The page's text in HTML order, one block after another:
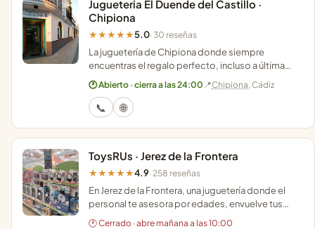
Jugueteria El Duende del Castillo ·
Chipiona
★★★★★5.0· 30 reseñas
La juguetería de Chipiona donde siempre
encuentras el regalo perfecto, incluso a última
hora, con asesoramiento personalizado y entrega
a domicilio.
🕐 Abierto · cierra a las 24:00 📍Chipiona, Cádiz
📞 🌐
ToysRUs · Jerez de la Frontera
★★★★★4.9· 258 reseñas
En Jerez de la Frontera, una juguetería donde el
personal te asesora por edades, envuelve tus
regalos al momento y organiza talleres de Lego.
🕐 Cerrado · abre mañana a las 10:00